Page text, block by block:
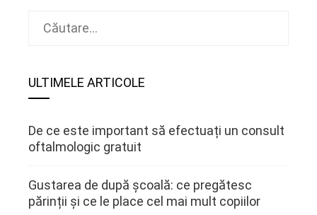
Caută
ULTIMELE ARTICOLE
De ce este important să efectuați un consult
oftalmologic gratuit
Gustarea de după școală: ce pregătesc
părinții și ce le place cel mai mult copiilor